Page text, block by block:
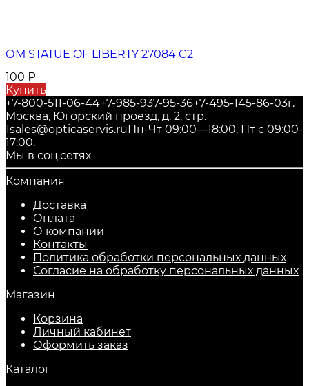
ОМ STATUE OF LIBERTY 27084 C2
100 ₽
Купить
+7-800-511-06-44+7-985-937-95-36+7-495-145-86-03г.
Москва, Югорский проезд, д. 2, стр.
1sales@opticaservis.ruПн-Чт 09:00—18:00, Пт с 09:00-
17:00.
Мы в соц.сетях
Компания
Доставка
Оплата
О компании
Контакты
Политика обработки персональных данных
Согласие на обработку персональных данных
Магазин
Корзина
Личный кабинет
Оформить заказ
Каталог